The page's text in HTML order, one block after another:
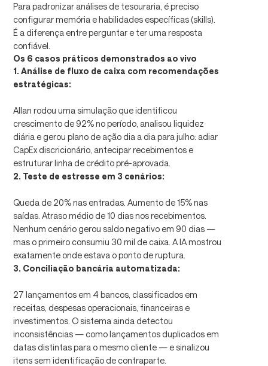
Para padronizar análises de tesouraria, é preciso
configurar memória e habilidades específicas (skills).
É a diferença entre perguntar e ter uma resposta
confiável.
Os 6 casos práticos demonstrados ao vivo
1. Análise de fluxo de caixa com recomendações
estratégicas:
Allan rodou uma simulação que identificou
crescimento de 92% no período, analisou liquidez
diária e gerou plano de ação dia a dia para julho: adiar
CapEx discricionário, antecipar recebimentos e
estruturar linha de crédito pré-aprovada.
2. Teste de estresse em 3 cenários:
Queda de 20% nas entradas. Aumento de 15% nas
saídas. Atraso médio de 10 dias nos recebimentos.
Nenhum cenário gerou saldo negativo em 90 dias —
mas o primeiro consumiu 30 mil de caixa. A IA mostrou
exatamente onde estava o ponto de ruptura.
3. Conciliação bancária automatizada:
27 lançamentos em 4 bancos, classificados em
receitas, despesas operacionais, financeiras e
investimentos. O sistema ainda detectou
inconsistências — como lançamentos duplicados em
datas distintas para o mesmo cliente — e sinalizou
itens sem identificação de contraparte.